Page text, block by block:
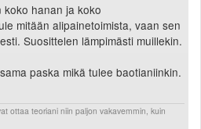
koko hanan ja koko
mitään alipainetoimista, vaan sen
Suosittelen lämpimästi muillekin.
paska mikä tulee baotianiinkin.
ottaa teoriani niin paljon vakavemmin, kuin